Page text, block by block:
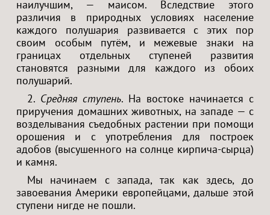
наилучшим, — маисом. Вследствие этого
различия в природных условиях население
каждого полушария развивается с этих пор
своим особым путём, и межевые знаки на
границах отдельных ступеней развития
становятся разными для каждого из обоих
полушарий.
2. Средняя ступень. На востоке начинается с
приручения домашних животных, на западе — с
возделывания съедобных растении при помощи
орошения и с употребления для построек
адобов (высушенного на солнце кирпича-сырца)
и камня.
Мы начинаем с запада, так как здесь, до
завоевания Америки европейцами, дальше этой
ступени нигде не пошли.